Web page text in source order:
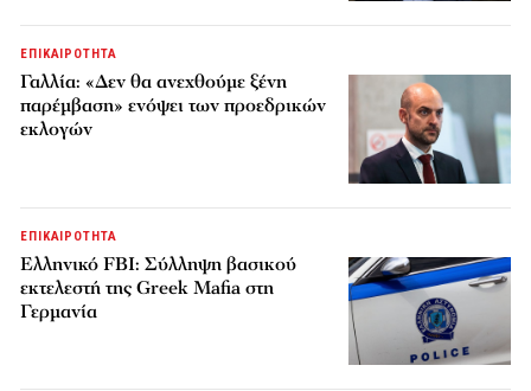
ΕΠΙΚΑΙΡΟΤΗΤΑ
Γαλλία: «Δεν θα ανεχθούμε ξένη
παρέμβαση» ενόψει των προεδρικών
εκλογών
ΕΠΙΚΑΙΡΟΤΗΤΑ
Ελληνικό FBI: Σύλληψη βασικού
εκτελεστή της Greek Mafia στη
Γερμανία